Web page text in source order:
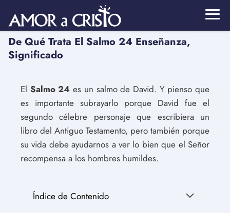
De Qué Trata El Salmo 24 Enseñanza,
Significado
El Salmo 24 es un salmo de David. Y pienso que
es importante subrayarlo porque David fue el
segundo célebre personaje que escribiera un
libro del Antiguo Testamento, pero también porque
su vida debe ayudarnos a ver lo bien que el Señor
recompensa a los hombres humildes.
Índice de Contenido